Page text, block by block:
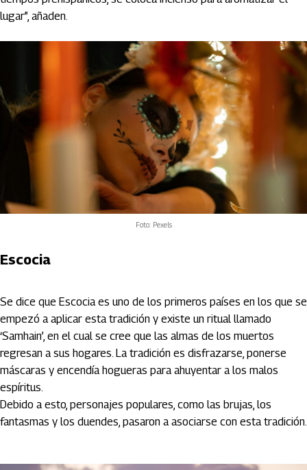
lugar”, añaden.
Foto: Pexels
Escocia
Se dice que Escocia es uno de los primeros países en los que se
empezó a aplicar esta tradición y existe un ritual llamado
‘Samhain’, en el cual se cree que las almas de los muertos
regresan a sus hogares. La tradición es disfrazarse, ponerse
máscaras y encendía hogueras para ahuyentar a los malos
espíritus.
Debido a esto, personajes populares, como las brujas, los
fantasmas y los duendes, pasaron a asociarse con esta tradición.